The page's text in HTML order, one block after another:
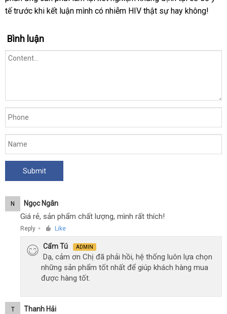
tế trước khi kết luận mình có nhiễm HIV thật sự hay không!
Bình luận
N Ngọc Ngân
Giá rẻ, sản phẩm chất lượng, mình rất thích!
Reply ● Like
Cẩm Tú ADMIN
Dạ, cảm ơn Chị đã phải hồi, hệ thống luôn lựa chọn
những sản phẩm tốt nhất để giúp khách hàng mua
được hàng tốt.
T Thanh Hải